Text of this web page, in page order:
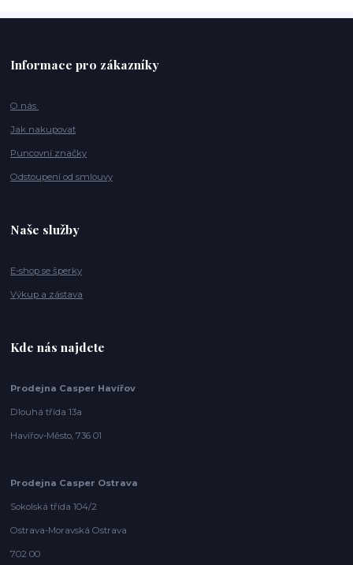
Informace pro zákazníky
O nás
Jak nakupovat
Puncovní značky
Odstoupení od smlouvy
Naše služby
E-shop se šperky
Výkup a zástava
Kde nás najdete
Prodejna Casper Havířov
Dlouhá třída 13a
Havířov-Město, 736 01
Prodejna Casper Ostrava
Sokolská třída 104/2
Ostrava-Moravská Ostrava
702 00